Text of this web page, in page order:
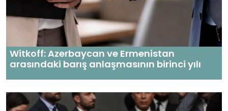
Witkoff: Azerbaycan ve Ermenistan
arasındaki barış anlaşmasının birinci yılı